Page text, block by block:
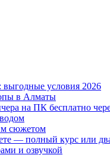
условия 2026
в Алматы
на ПК бесплатно
сюжетом
— полный курс или
и озвучкой